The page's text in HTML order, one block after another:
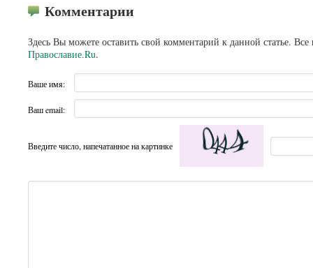
Комментарии
Здесь Вы можете оставить свой комментарий к данной статье.
Православие.Ru.
Ваше имя:
Ваш email:
Введите число, напечатанное на картинке